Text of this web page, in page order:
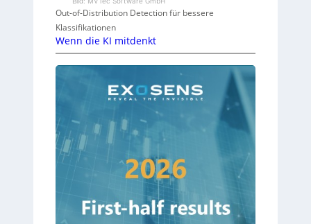
Out-of-Distribution Detection für bessere
Klassifikationen
Wenn die KI mitdenkt